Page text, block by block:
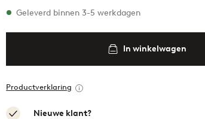
Op voorraad
Geleverd binnen 3-5 werkdagen
In winkelwagen
Productverklaring
Nieuwe klant?